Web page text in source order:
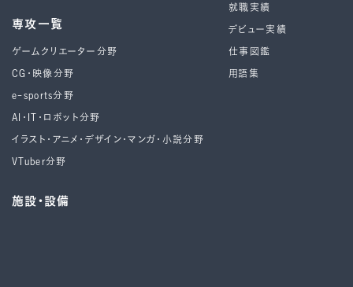
専攻一覧
ゲームクリエーター分野
CG・映像分野
e-sports分野
AI・IT・ロボット分野
イラスト・アニメ・デザイン・マンガ・小説分野
VTuber分野
施設・設備
就職実績
デビュー実績
仕事図鑑
用語集